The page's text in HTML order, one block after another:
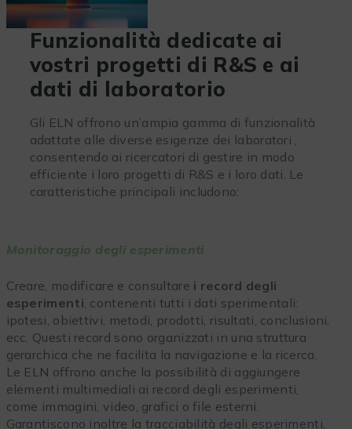
Funzionalità dedicate ai
vostri progetti di R&S e ai
dati di laboratorio
Gli ELN offrono un’ampia gamma di funzionalità
adattate alle diverse esigenze dei laboratori ,
consentendo ai ricercatori di gestire in modo
efficiente i loro progetti di R&S e i loro dati. Le
caratteristiche principali includono:
Monitoraggio degli esperimenti
Creare, modificare e consultare i record degli
esperimenti , contenenti tutti i dati sperimentali:
ipotesi, obiettivi, metodi, prodotti, risultati, conclusioni,
ecc. Questi record sono organizzati in una struttura
gerarchica che ne facilita la navigazione e la ricerca.
Le ELN offrono anche la possibilità di aggiungere
elementi multimediali ai record degli esperimenti,
come immagini, video, grafici o file esterni.
Garantiscono inoltre la tracciabilità degli esperimenti,